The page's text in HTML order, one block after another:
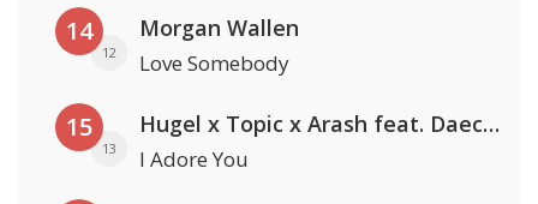
14
12
Morgan Wallen
Love Somebody
15
13
Hugel x Topic x Arash feat. Daecolm
I Adore You